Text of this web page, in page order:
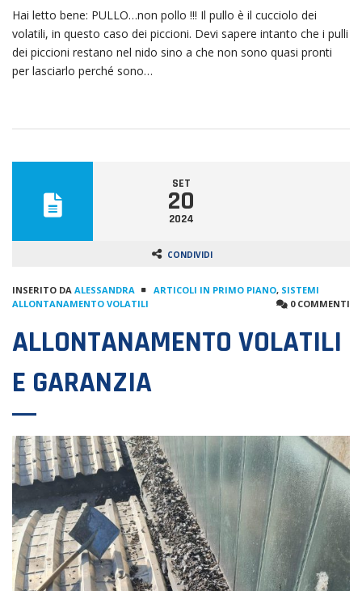
Hai letto bene: PULLO…non pollo !!! Il pullo è il cucciolo dei
volatili, in questo caso dei piccioni. Devi sapere intanto che i pulli
dei piccioni restano nel nido sino a che non sono quasi pronti
per lasciarlo perché sono…
SET
20
2024
CONDIVIDI
INSERITO DA ALESSANDRA ARTICOLI IN PRIMO PIANO, SISTEMI
ALLONTANAMENTO VOLATILI
0 COMMENTI
ALLONTANAMENTO VOLATILI
E GARANZIA